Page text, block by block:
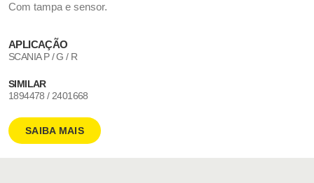
Com tampa e sensor.
APLICAÇÃO
SCANIA P / G / R
SIMILAR
1894478 / 2401668
SAIBA MAIS